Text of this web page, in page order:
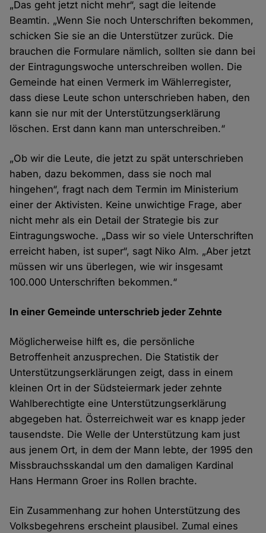
„Das geht jetzt nicht mehr“, sagt die leitende
Beamtin. „Wenn Sie noch Unterschriften bekommen,
schicken Sie sie an die Unterstützer zurück. Die
brauchen die Formulare nämlich, sollten sie dann bei
der Eintragungswoche unterschreiben wollen. Die
Gemeinde hat einen Vermerk im Wählerregister,
dass diese Leute schon unterschrieben haben, den
kann sie nur mit der Unterstützungserklärung
löschen. Erst dann kann man unterschreiben.“
„Ob wir die Leute, die jetzt zu spät unterschrieben
haben, dazu bekommen, dass sie noch mal
hingehen“, fragt nach dem Termin im Ministerium
einer der Aktivisten. Keine unwichtige Frage, aber
nicht mehr als ein Detail der Strategie bis zur
Eintragungswoche. „Dass wir so viele Unterschriften
erreicht haben, ist super“, sagt Niko Alm. „Aber jetzt
müssen wir uns überlegen, wie wir insgesamt
100.000 Unterschriften bekommen.“
Ineiner Gemeinde unterschrieb jeder Zehnte
Möglicherweise hilft es, die persönliche
Betroffenheit anzusprechen. Die Statistik der
Unterstützungserklärungen zeigt, dass in einem
kleinen Ort in der Südsteiermark jeder zehnte
Wahlberechtigte eine Unterstützungserklärung
abgegeben hat. Österreichweit war es knapp jeder
tausendste. Die Welle der Unterstützung kam just
aus jenem Ort, in dem der Mann lebte, der 1995 den
Missbrauchsskandal um den damaligen Kardinal
Hans Hermann Groer ins Rollen brachte.
Ein Zusammenhang zur hohen Unterstützung des
Volksbegehrens erscheint plausibel. Zumal eines